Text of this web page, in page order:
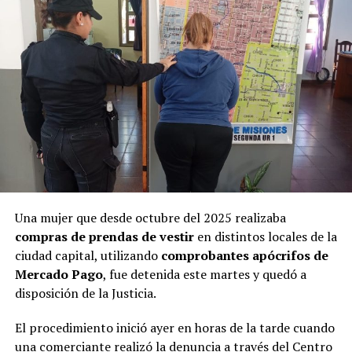
Ramírez junto al defensor oficial Miguel Ángel Varela.
“Una nena encerrada que llora”
de cercanía con la niña. Primero declaróHilda Margot
Da Silveira, quien residía en una de las viviendas
Una mujer que desde octubre del 2025 realizaba
compras de prendas de vestiren distintos locales de la
ciudad capital, utilizando comprobantes apócrifos de
Mercado Pago, fue detenida este martes y quedó a
disposición de la Justicia.
El procedimiento inició ayer en horas de la tarde cuando
una comerciante realizó la denuncia a través del Centro